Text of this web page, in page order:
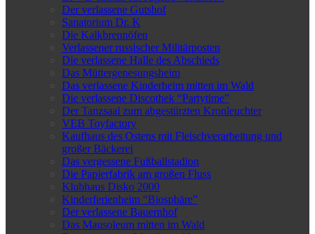
Der verlassene Gutshof
Sanatorium Dr. K
Die Kalkbrennöfen
Verlassener russischer Militärposten
Die verlassene Halle des Abschieds
Das Müttergenesungsheim
Das verlassene Kinderheim mitten im Wald
Die verlassene Discothek “Partytime”
Der Tanzsaal zum abgestürzten Kronleuchter
VEB Toyfactory
Kaufhaus des Ostens mit Fleischverarbeitung und
großer Bäckerei
Das vergessene Fußballstadion
Die Papierfabrik am großen Fluss
Klubhaus Disko 2000
Kinderferienheim “Biosphäre”
Der verlassene Bauernhof
Das Mausoleum mitten im Wald